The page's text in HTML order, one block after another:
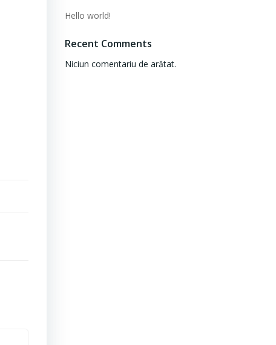
Hello world!
Recent Comments
Niciun comentariu de arătat.